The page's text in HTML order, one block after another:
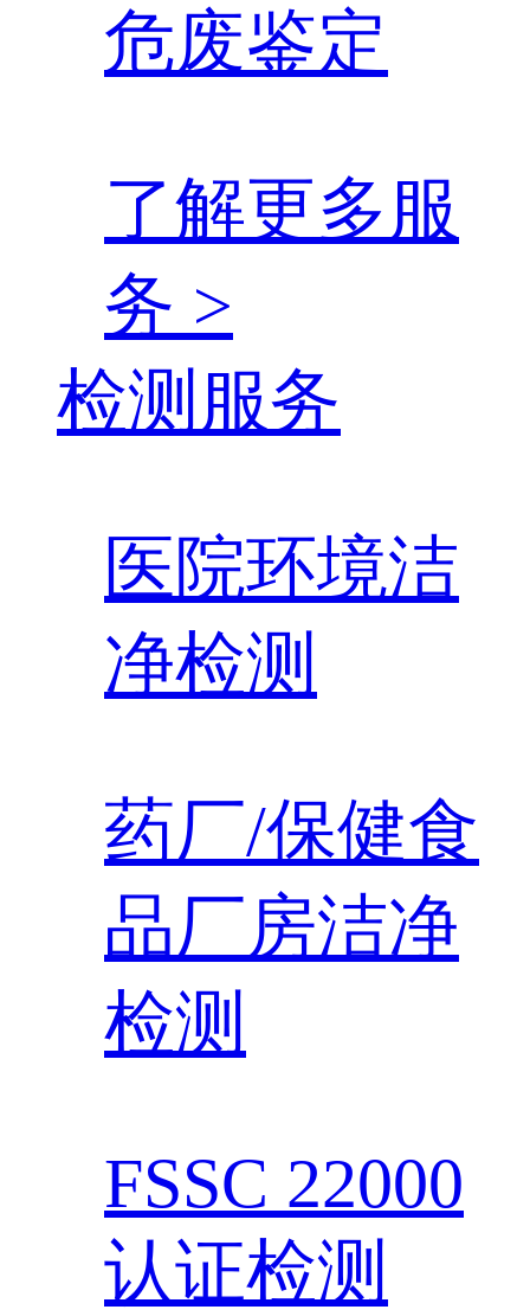
危废鉴定
了解更多服
务 >
检测服务
医院环境洁
净检测
药厂/保健食
品厂房洁净
检测
FSSC 22000
认证检测